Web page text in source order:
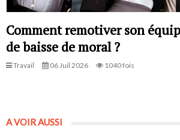
Comment remotiver son
de baisse de moral ?
Travail 06 Juil 2026 1040 fois
A VOIR AUSSI